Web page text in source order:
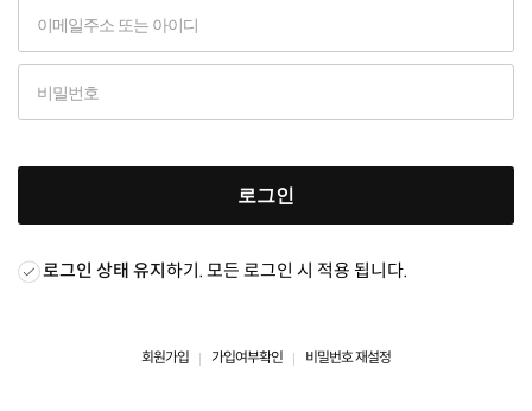
로그인
로그인 상태 유지하기. 모든 로그인 시 적용 됩니다.
회원가입 가입여부확인 비밀번호 재설정